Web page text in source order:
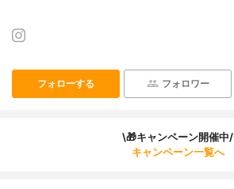
フォローする フォロワー
\🎁キャンペーン開催中/
キャンペーン一覧へ